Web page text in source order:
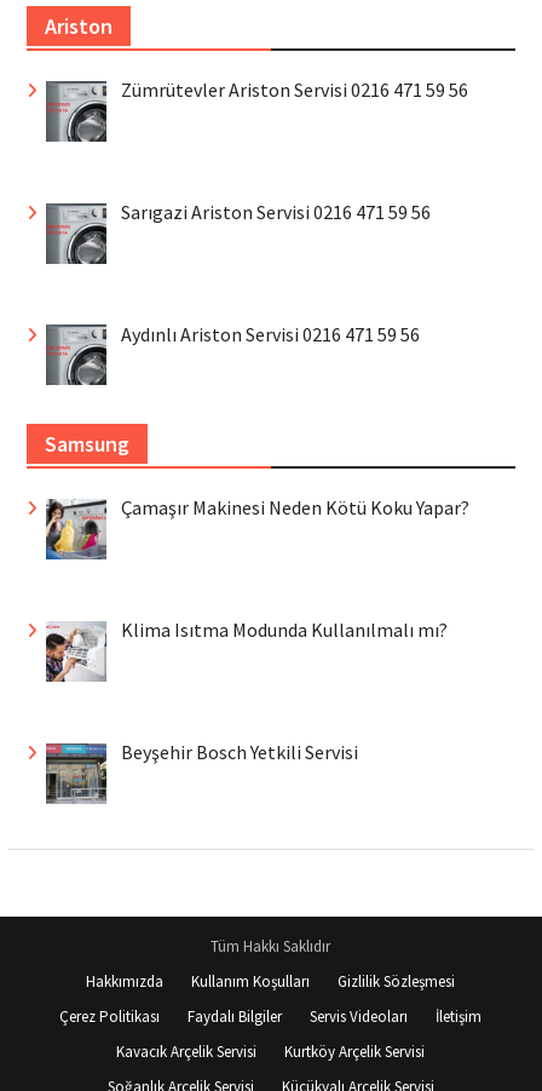
Ariston
Zümrütevler Ariston Servisi 0216 471 59 56
Sarıgazi Ariston Servisi 0216 471 59 56
Aydınlı Ariston Servisi 0216 471 59 56
Samsung
Çamaşır Makinesi Neden Kötü Koku Yapar?
Klima Isıtma Modunda Kullanılmalı mı?
Beyşehir Bosch Yetkili Servisi
Tüm Hakkı Saklıdır
Hakkımızda
Kullanım Koşulları
Gizlilik Sözleşmesi
Çerez Politikası
Faydalı Bilgiler Servis Videoları
İletişim
Kavacık Arçelik Servisi
Kurtköy Arçelik Servisi
Soğanlık Arçelik Servisi
Küçükyalı Arçelik Servisi